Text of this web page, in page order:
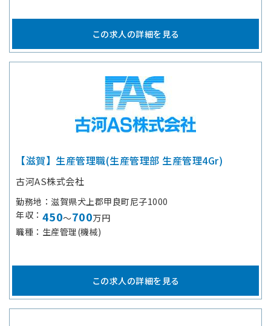
この求人の詳細を見る
【滋賀】生産管理職(生産管理部 生産管理4Gr)
古河AS株式会社
勤務地
滋賀県犬上郡甲良町尼子1000
年収
450～700万円
職種
生産管理(機械)
この求人の詳細を見る